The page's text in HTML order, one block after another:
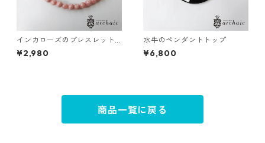
インカローズのブレスレット
（5mm）
¥2,980
水牛のペンダントトップ
¥6,800
商品一覧に戻る